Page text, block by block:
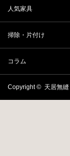
人気家具
掃除・片付け
コラム
Copyright © 天居無縫